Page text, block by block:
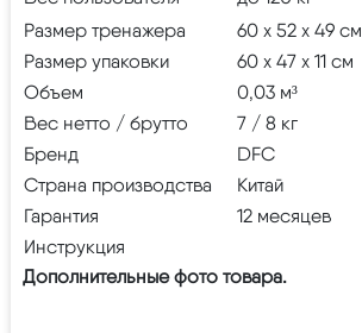
Размер тренажера
60 х 52 х 49 см
Размер упаковки
60 х 47 х 11 см
Объем
0,03 м³
Вес нетто / брутто
7 / 8 кг
Бренд
DFC
Страна производства
Китай
Гарантия
12 месяцев
Инструкция
Дополнительные фото товара.